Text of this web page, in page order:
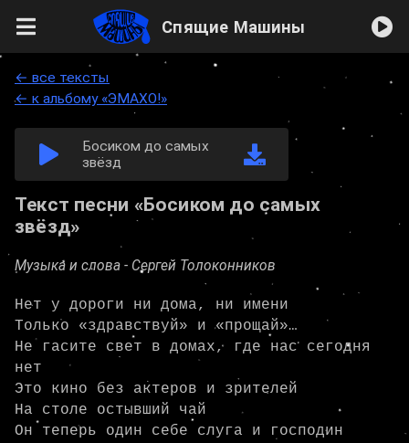
Спящие Машины
← все тексты
← к альбому «ЭМАХО!»
Босиком до самых
звёзд
Текст песни «Босиком до самых
звёзд»
Музыка и слова - Сергей Толоконников
Нет у дороги ни дома, ни имени
Только «здравствуй» и «прощай»…
Не гасите свет в домах, где нас сегодня
нет
Это кино без актеров и зрителей
На столе остывший чай
Он теперь один себе слуга и господин